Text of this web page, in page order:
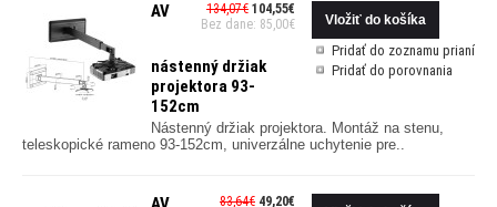
Pridať do zoznamu prianí
Pridať do porovnania
134,07€ 104,55€
Bez dane: 85,00€
AV
nástenný držiak
projektora 93-
152cm
Nástenný držiak projektora. Montáž na stenu,
teleskopické rameno 93-152cm, univerzálne uchytenie pre..
83,64€ 49,20€